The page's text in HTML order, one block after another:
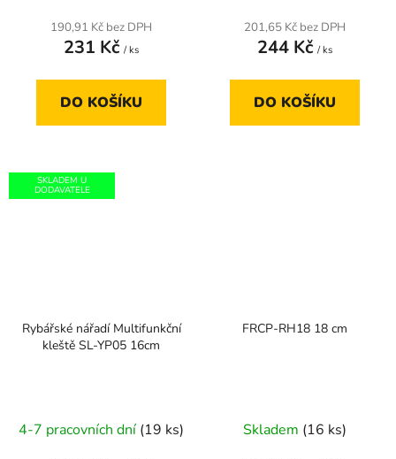
190,91 Kč bez DPH
231 Kč / ks
DO KOŠÍKU
201,65 Kč bez DPH
244 Kč / ks
DO KOŠÍKU
SKLADEM U
DODAVATELE
Rybářské nářadí Multifunkční
kleště SL-YP05 16cm
4-7 pracovních dní (19 ks)
FRCP-RH18 18 cm
Skladem (16 ks)